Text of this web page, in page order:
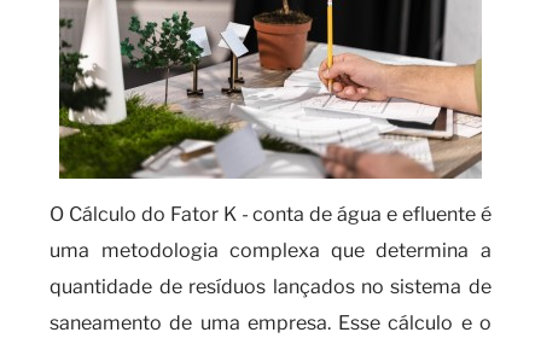
O Cálculo do Fator K - conta de água e efluente é
uma metodologia complexa que determina a
quantidade de resíduos lançados no sistema de
saneamento de uma empresa. Esse cálculo e o